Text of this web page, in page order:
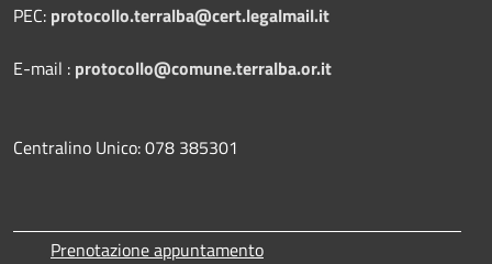
PEC: protocollo.terralba@cert.legalmail.it
E-mail : protocollo@comune.terralba.or.it
Centralino Unico: 078 385301
Prenotazione appuntamento